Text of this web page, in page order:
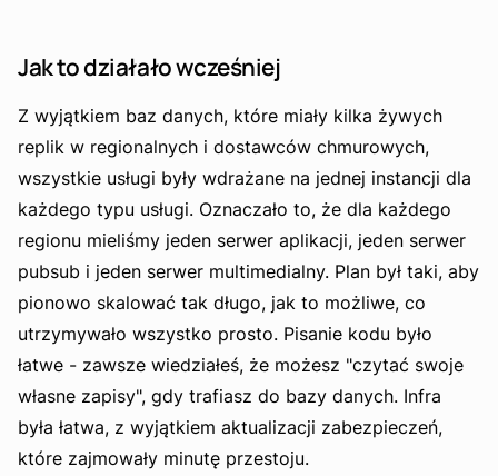
Jak to działało wcześniej
Z wyjątkiem baz danych, które miały kilka żywych
replik w regionalnych i dostawców chmurowych,
wszystkie usługi były wdrażane na jednej instancji dla
każdego typu usługi. Oznaczało to, że dla każdego
regionu mieliśmy jeden serwer aplikacji, jeden serwer
pubsub i jeden serwer multimedialny. Plan był taki, aby
pionowo skalować tak długo, jak to możliwe, co
utrzymywało wszystko prosto. Pisanie kodu było
łatwe - zawsze wiedziałeś, że możesz "czytać swoje
własne zapisy", gdy trafiasz do bazy danych. Infra
była łatwa, z wyjątkiem aktualizacji zabezpieczeń,
które zajmowały minutę przestoju.